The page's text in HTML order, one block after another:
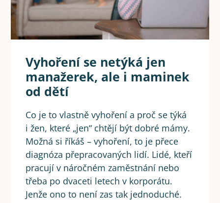
Vyhoření se netýká jen
manažerek, ale i maminek
od dětí
Co je to vlastně vyhoření a proč se týká
i žen, které „jen“ chtějí být dobré mámy.
Možná si říkáš – vyhoření, to je přece
diagnóza přepracovaných lidí. Lidé, kteří
pracují v náročném zaměstnání nebo
třeba po dvaceti letech v korporátu.
Jenže ono to není zas tak jednoduché.